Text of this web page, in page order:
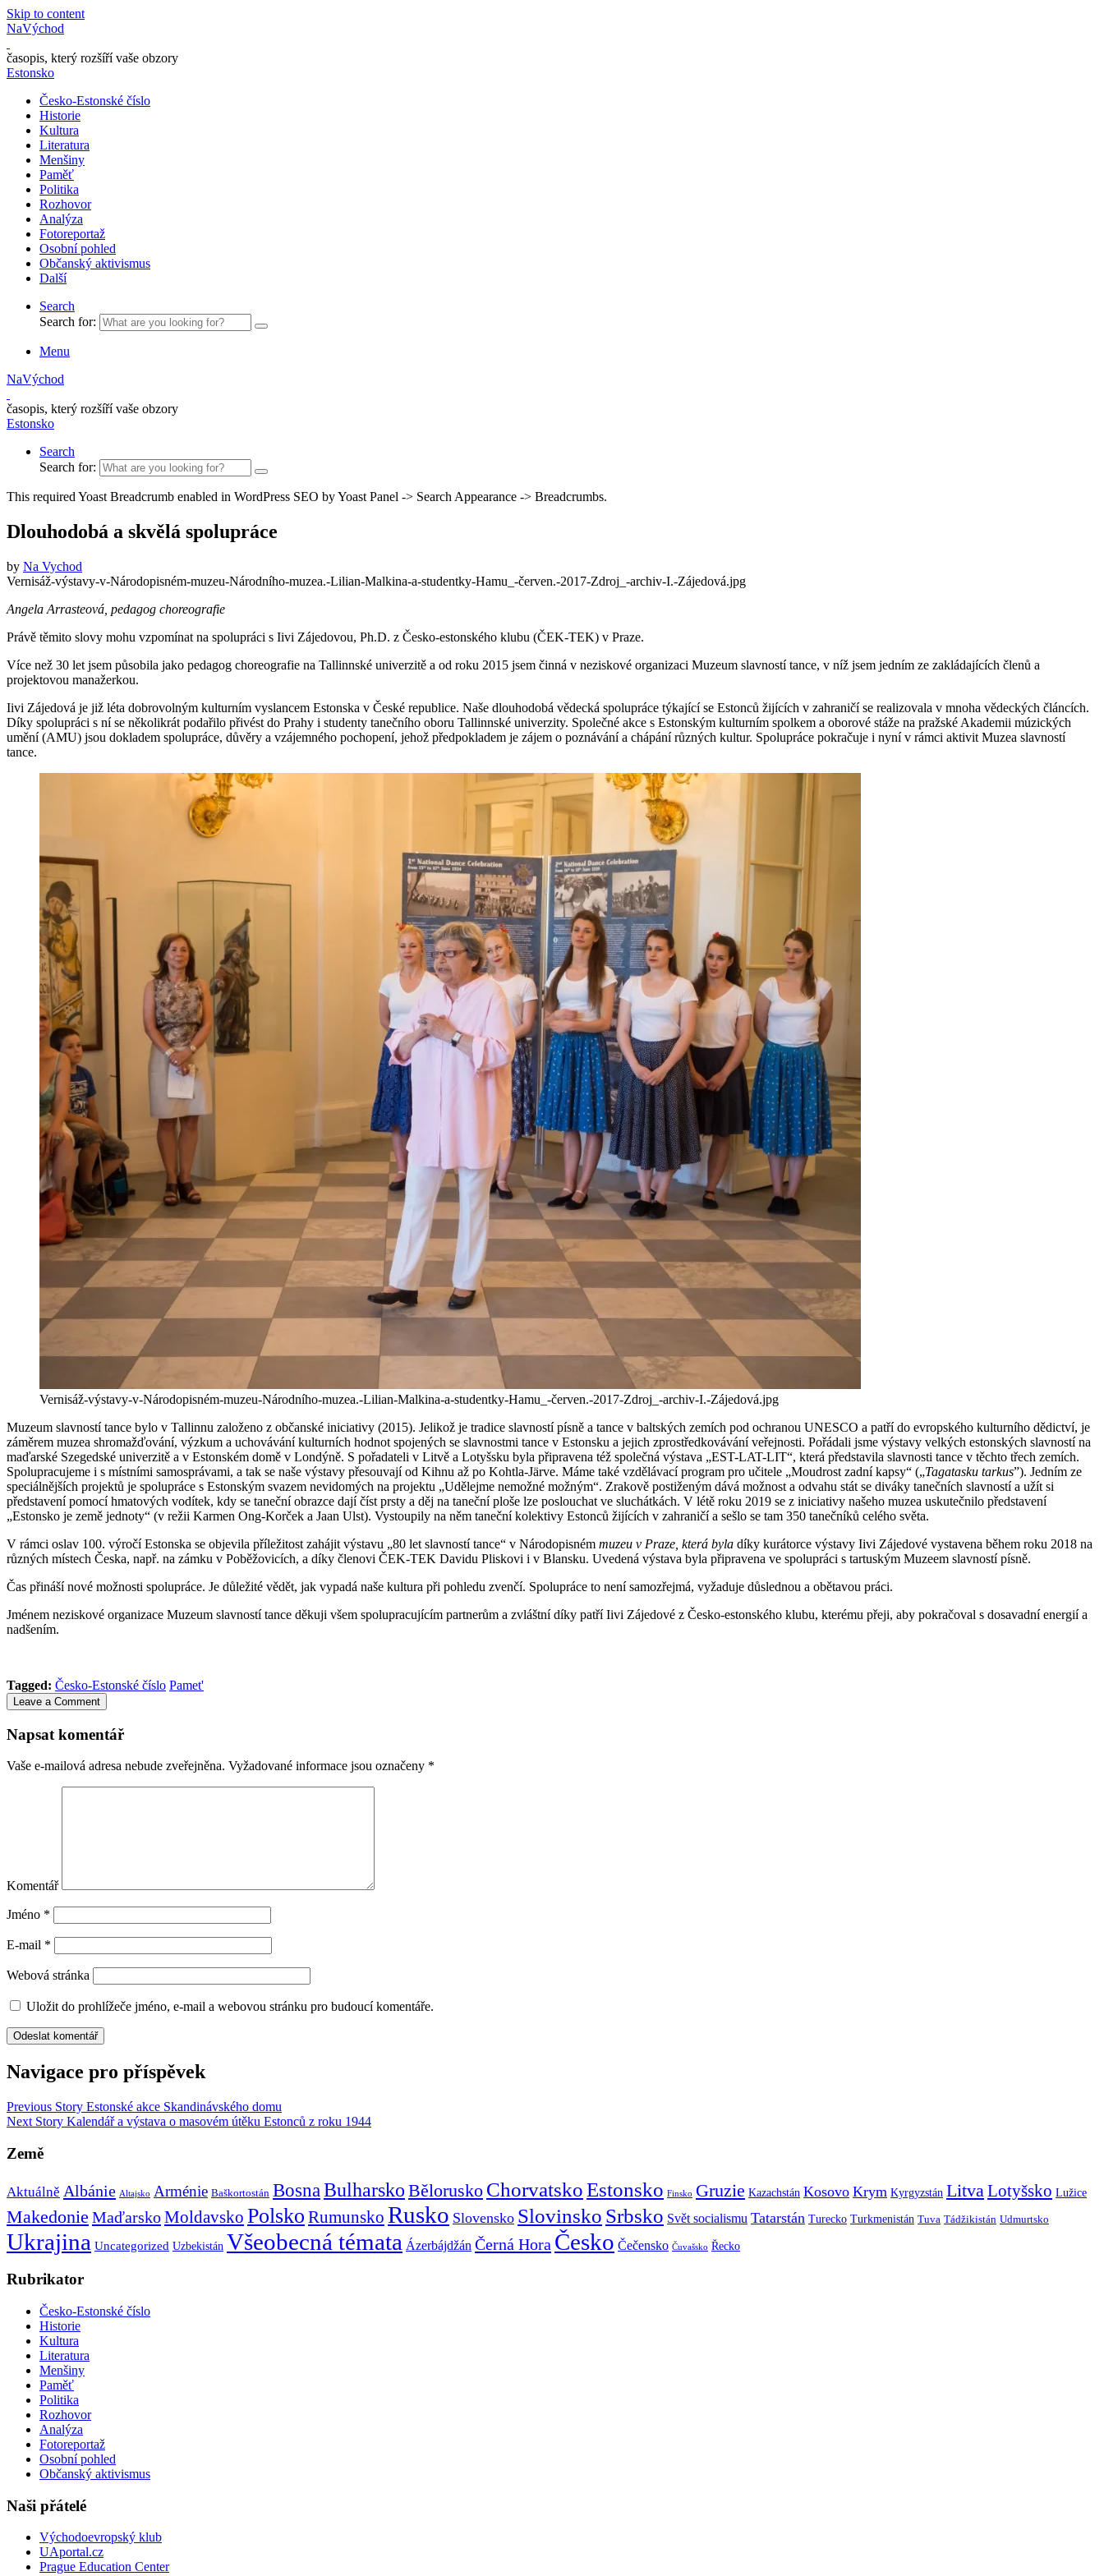
Skip to content
NaVýchod
časopis, který rozšíří vaše obzory
Estonsko
Česko-Estonské číslo
Historie
Kultura
Literatura
Menšiny
Paměť
Politika
Rozhovor
Analýza
Fotoreportaž
Osobní pohled
Občanský aktivismus
Další
Search
Search for:
Menu
NaVýchod
časopis, který rozšíří vaše obzory
Estonsko
Search
Search for:
This required Yoast Breadcrumb enabled in WordPress SEO by Yoast Panel -> Search Appearance -> Breadcrumbs.
Dlouhodobá a skvělá spolupráce
by Na Vychod
Vernisáž-výstavy-v-Národopisném-muzeu-Národního-muzea.-Lilian-Malkina-a-studentky-Hamu_-červen.-2017-Zdroj_-archiv-I.-Zájedová.jpg
Angela Arrasteová, pedagog choreografie
Právě těmito slovy mohu vzpomínat na spolupráci s Iivi Zájedovou, Ph.D. z Česko-estonského klubu (ČEK-TEK) v Praze.
Více než 30 let jsem působila jako pedagog choreografie na Tallinnské univerzitě a od roku 2015 jsem činná v neziskové organizaci Muzeum slavností tance, v níž jsem jedním ze zakládajících členů a
projektovou manažerkou.
Iivi Zájedová je již léta dobrovolným kulturním vyslancem Estonska v České republice. Naše dlouhodobá vědecká spolupráce týkající se Estonců žijících v zahraničí se realizovala v mnoha vědeckých článcích.
Díky spolupráci s ní se několikrát podařilo přivést do Prahy i studenty tanečního oboru Tallinnské univerzity. Společné akce s Estonským kulturním spolkem a oborové stáže na pražské Akademii múzických
umění (AMU) jsou dokladem spolupráce, důvěry a vzájemného pochopení, jehož předpokladem je zájem o poznávání a chápání různých kultur. Spolupráce pokračuje i nyní v rámci aktivit Muzea slavností
tance.
Vernisáž-výstavy-v-Národopisném-muzeu-Národního-muzea.-Lilian-Malkina-a-studentky-Hamu_-červen.-2017-Zdroj_-archiv-I.-Zájedová.jpg
Muzeum slavností tance bylo v Tallinnu založeno z občanské iniciativy (2015). Jelikož je tradice slavností písně a tance v baltských zemích pod ochranou UNESCO a patří do evropského kulturního dědictví, je
záměrem muzea shromažďování, výzkum a uchovávání kulturních hodnot spojených se slavnostmi tance v Estonsku a jejich zprostředkovávání veřejnosti. Pořádali jsme výstavy velkých estonských slavností na
maďarské Szegedské univerzitě a v Estonském domě v Londýně. S pořadateli v Litvě a Lotyšsku byla připravena též společná výstava „EST-LAT-LIT“, která představila slavnosti tance v těchto třech zemích.
Spolupracujeme i s místními samosprávami, a tak se naše výstavy přesouvají od Kihnu až po Kohtla-Järve. Máme také vzdělávací program pro učitele „Moudrost zadní kapsy“ („Tagatasku tarkus”). Jedním ze
speciálnějších projektů je spolupráce s Estonským svazem nevidomých na projektu „Udělejme nemožné možným“. Zrakově postiženým dává možnost a odvahu stát se diváky tanečních slavností a užít si
představení pomocí hmatových vodítek, kdy se taneční obrazce dají číst prsty a děj na taneční ploše lze poslouchat ve sluchátkách. V létě roku 2019 se z iniciativy našeho muzea uskutečnilo představení
„Estonsko je země jednoty“ (v režii Karmen Ong-Korček a Jaan Ulst). Vystoupily na něm taneční kolektivy Estonců žijících v zahraničí a sešlo se tam 350 tanečníků celého světa.
V rámci oslav 100. výročí Estonska se objevila příležitost zahájit výstavu „80 let slavností tance“ v Národopisném muzeu v Praze, která byla díky kurátorce výstavy Iivi Zájedové vystavena během roku 2018 na
různých místech Česka, např. na zámku v Poběžovicích, a díky členovi ČEK-TEK Davidu Pliskovi i v Blansku. Uvedená výstava byla připravena ve spolupráci s tartuským Muzeem slavností písně.
Čas přináší nové možnosti spolupráce. Je důležité vědět, jak vypadá naše kultura při pohledu zvenčí. Spolupráce to není samozřejmá, vyžaduje důslednou a obětavou práci.
Jménem neziskové organizace Muzeum slavností tance děkuji všem spolupracujícím partnerům a zvláštní díky patří Iivi Zájedové z Česko-estonského klubu, kterému přeji, aby pokračoval s dosavadní energií a
nadšením.
Tagged: Česko-Estonské číslo Pamet'
Leave a Comment
Napsat komentář
Vaše e-mailová adresa nebude zveřejněna. Vyžadované informace jsou označeny *
Komentář
Jméno *
E-mail *
Webová stránka
Uložit do prohlížeče jméno, e-mail a webovou stránku pro budoucí komentáře.
Navigace pro příspěvek
Previous Story Estonské akce Skandinávského domu
Next Story Kalendář a výstava o masovém útěku Estonců z roku 1944
Země
Aktuálně Albánie Altajsko Arménie Baškortostán Bosna Bulharsko Bělorusko ChorvatskoEstonsko Finsko Gruzie Kazachstán Kosovo Krym Kyrgyzstán Litva Lotyšsko Lužice
Makedonie MaďarskoMoldavsko Polsko Rumunsko Rusko Slovensko Slovinsko Srbsko Svět socialismu Tatarstán Turecko Turkmenistán Tuva Tádžikistán Udmurtsko
Ukrajina Uncategorized Uzbekistán Všeobecná témata Ázerbájdžán Černá Hora Česko Čečensko Čuvašsko Řecko
Rubrikator
Česko-Estonské číslo
Historie
Kultura
Literatura
Menšiny
Paměť
Politika
Rozhovor
Analýza
Fotoreportaž
Osobní pohled
Občanský aktivismus
Naši přátelé
Východoevropský klub
UAportal.cz
Prague Education Center